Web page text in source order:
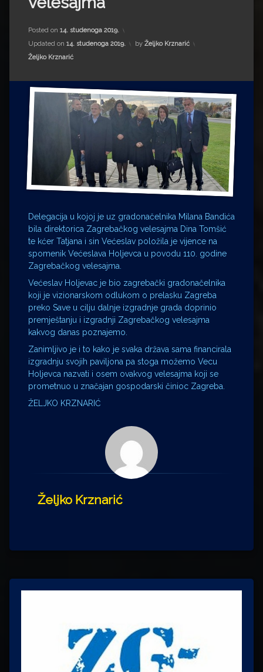
Impressum
Milenko Strižak
Drugi autori
Drugi autori
Matea Andrić
Ljiljana Lekanić-Kljaić
Željko Krznarić
Mario Lovreković
Miroslav Šantek
Posted on 14. studenoga 2019.
Updated on 14. studenoga 2019. by Željko Krznarić
Kategorije:
Željko Krznarić
Delegacija u kojoj je uz gradonačelnika Milana Bandića
bila direktorica Zagrebačkog velesajma Dina Tomšić
te kćer Tatjana i sin Većeslav položila je vijence na
spomenik Većeslava Holjevca u povodu 110. godine
Zagrebačkog velesajma.
Većeslav Holjevac je bio zagrebački gradonačelnika
koji je vizionarskom odlukom o prelasku Zagreba
preko Save u cilju dalnje izgradnje grada doprinio
premještanju i izgradnji Zagrebačkog velesajma
kakvog danas poznajemo.
Zanimljivo je i to kako je svaka država sama financirala
izgradnju svojih paviljona pa stoga možemo Vecu
Holjevca nazvati i osem ovakvog velesajma koji se
prometnuo u značajan gospodarski činioc Zagreba.
ŽELJKO KRZNARIĆ
Željko Krznarić